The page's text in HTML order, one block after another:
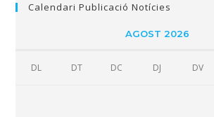
Calendari Publicació Notícies
AGOST 2026
DL DT DC DJ DV